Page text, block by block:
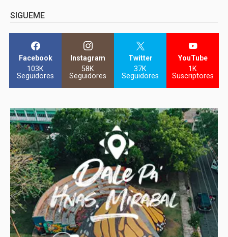
SIGUEME
Facebook
103K
Seguidores
Instagram
58K
Seguidores
Twitter
37K
Seguidores
YouTube
1K
Suscriptores